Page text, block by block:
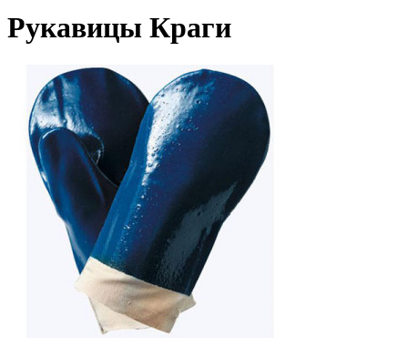
Рукавицы Краги